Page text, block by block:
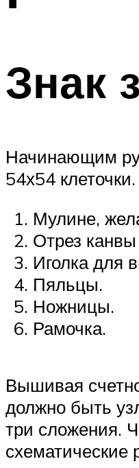
Знак
Начинающим
54х54
Мулине,
Отрез
Иголка для
Пяльцы.
Ножницы.
Рамочка.
Вышивая
должно быть
три сложения.